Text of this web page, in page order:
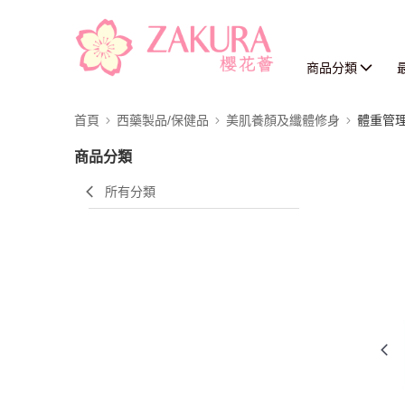
商品分類
首頁 西藥製品/保健品 美肌養顏及纖體修身 體重管
商品分類
所有分類